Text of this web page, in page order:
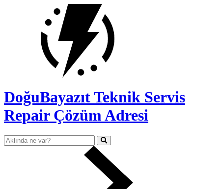
DoğuBayazıt Teknik Servis
Repair Çözüm Adresi